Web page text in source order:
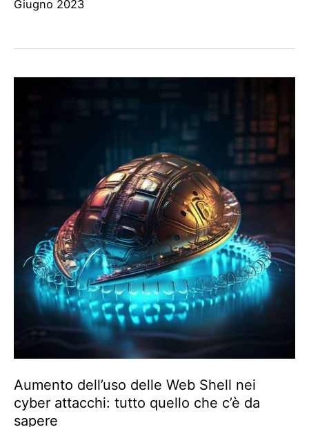
Giugno 2023
Aumento dell’uso delle Web Shell nei
cyber attacchi: tutto quello che c’è da
sapere